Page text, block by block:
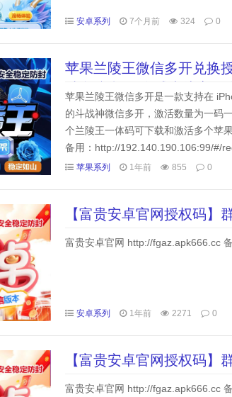
安卓系列 7个月前 324 0
苹果兰陵王微信多开兑换
消息防撤回 全球虚拟定位
苹果兰陵王微信多开是一款支持在
的斗战神微信多开，激活数量为一码
个兰陵王一体码可下载和激活多个苹
备用：http://192.140.190.106:99/#/
（一...
苹果系列 1年前 855 0
【富贵安卓官网授权码】
富贵安卓官网 http://fgaz.apk666.cc
安卓系列 1年前 2271 0
【富贵安卓官网授权码】
富贵安卓官网 http://fgaz.apk666.cc